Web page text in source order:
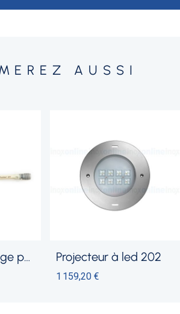
AUSSI
à led 202 boîtier immergé avec